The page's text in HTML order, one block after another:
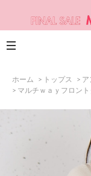
ホーム > トップス >
> マルチｗａｙフロン